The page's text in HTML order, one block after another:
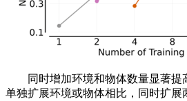
同时增加环境和物体数量显著提
单独扩展环境或物体相比，同时扩展